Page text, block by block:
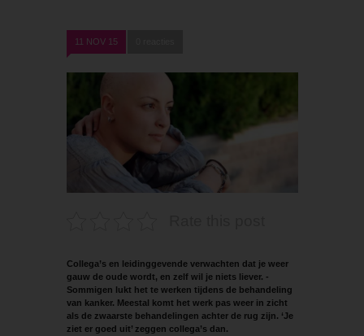
11 NOV 15
Collega’s en leidinggevende verwachten dat je weer
gauw de oude wordt, en zelf wil je niets liever. ­
Sommigen lukt het te werken tijdens de behandeling
van kanker. Meestal komt het werk pas weer in zicht
als de zwaarste behandelingen achter de rug zijn. ‘Je
ziet er goed uit’ zeggen collega’s dan.